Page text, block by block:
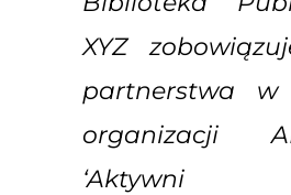
XYZ
partnerstwa w
organizacji
‘Aktywni